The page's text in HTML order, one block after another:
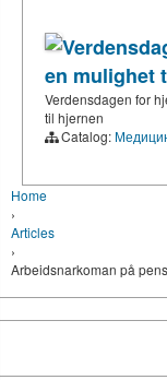
en mulighet
Verdensdagen for
til hjernen
Catalog:
Home
›
Articles
›
Arbeidsnarkoman på